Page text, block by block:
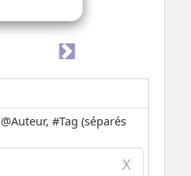
#Tag (séparés